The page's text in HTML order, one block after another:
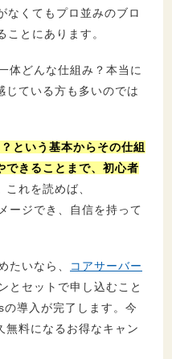
なくてもプロ並みのブロ
とにあります。
体どんな仕組み？本当に
じている方も多いのでは
という基本からその仕組
できることまで、初心者
これを読めば、
ージでき、自信を持って
たいなら、
コアサーバー
とセットで申し込むこと
導入が完了します。今
無料になるお得なキャン